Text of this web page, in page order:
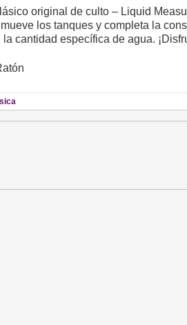
original de culto – Liquid
los tanques y completa la
la cantidad específica de agua.